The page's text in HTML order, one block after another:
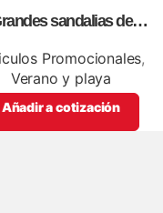
sandalias de
con logos o
de tu empresa
Promocionales,
Verano y playa
Añadir a cotización